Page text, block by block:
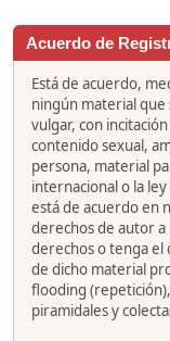
Acuerdo de
Está de acuerdo,
ningún material que
vulgar, con
contenido sexual,
persona, material
internacional o la
está de acuerdo en
derechos de autor
derechos o tenga
de dicho material
flooding
piramidales y